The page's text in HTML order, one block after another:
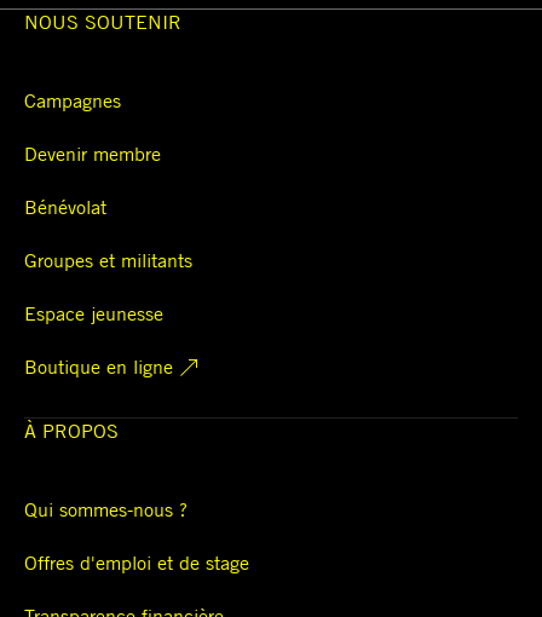
NOUS SOUTENIR
Campagnes
Devenir membre
Bénévolat
Groupes et militants
Espace jeunesse
Boutique en ligne
À PROPOS
Qui sommes-nous ?
Offres d'emploi et de stage